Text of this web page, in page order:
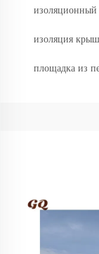
изоляционный
изоляция
площадка из